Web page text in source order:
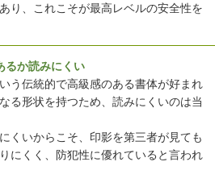
り、これこそが最高レベルの安全性を
るか読みにくい
う伝統的で高級感のある書体が好まれ
る形状を持つため、読みにくいのは当
くいからこそ、印影を第三者が見ても
にくく、防犯性に優れていると言われ